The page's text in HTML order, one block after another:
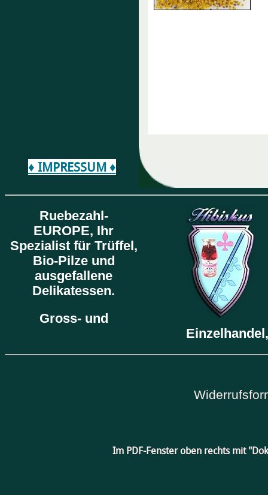
♦ IMPRESSUM ♦
Ruebezahl-
EUROPE, Ihr
Spezialist für Trüffel,
Bio-Pilze und
ausgefallene
Delikatessen.
Gross- und
Im PDF-Fenster oben rechts mit